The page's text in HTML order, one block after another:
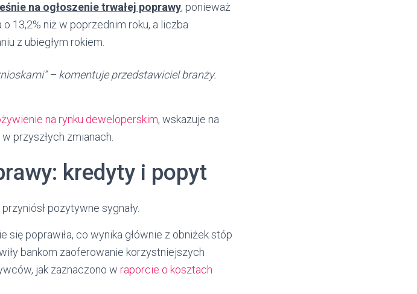
na ogłoszenie trwałej poprawy, ponieważ
13,2% niż w poprzednim roku, a liczba
z ubiegłym rokiem.
– komentuje przedstawiciel branży.
na rynku deweloperskim, wskazuje na
przyszłych zmianach.
kredyty i popyt
pozytywne sygnały.
się poprawiła, co wynika głównie z obniżek stóp
bankom zaoferowanie korzystniejszych
jak zaznaczono w raporcie o kosztach